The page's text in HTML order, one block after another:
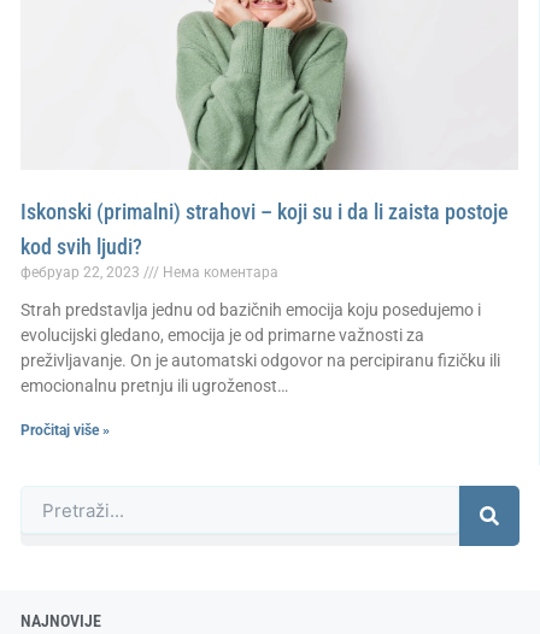
Iskonski (primalni) strahovi – koji su i da li zaista postoje
kod svih ljudi?
фебруар 22, 2023 Нема коментара
Strah predstavlja jednu od bazičnih emocija koju posedujemo i
evolucijski gledano, emocija je od primarne važnosti za
preživljavanje. On je automatski odgovor na percipiranu fizičku ili
emocionalnu pretnju ili ugroženost…
Pročitaj više »
NAJNOVIJE